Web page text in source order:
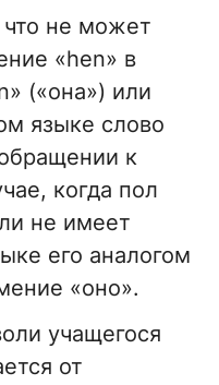
что не может
«hen» в
(«она») или
языке слово
к
когда пол
не имеет
его аналогом
«оно».
учащегося
от